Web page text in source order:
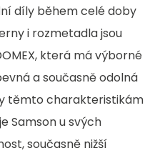
díly během celé doby
i rozmetadla jsou
která má výborné
a současně odolná
těmto charakteristikám
Samson u svých
současně nižší